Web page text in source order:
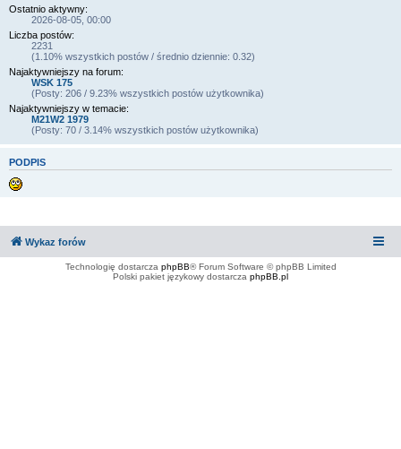
Ostatnio aktywny:
2026-08-05, 00:00
Liczba postów:
2231
(1.10% wszystkich postów / średnio dziennie: 0.32)
Najaktywniejszy na forum:
WSK 175
(Posty: 206 / 9.23% wszystkich postów użytkownika)
Najaktywniejszy w temacie:
M21W2 1979
(Posty: 70 / 3.14% wszystkich postów użytkownika)
PODPIS
Wykaz forów
Technologię dostarcza phpBB® Forum Software © phpBB Limited
Polski pakiet językowy dostarcza phpBB.pl